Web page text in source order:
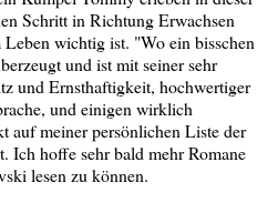
Schritt in Richtung Erwachsen
wichtig ist. "Wo ein bisschen
und ist mit seiner sehr
und Ernsthaftigkeit, hochwertiger
und einigen wirklich
auf meiner persönlichen Liste der
Ich hoffe sehr bald mehr Romane
lesen zu können.